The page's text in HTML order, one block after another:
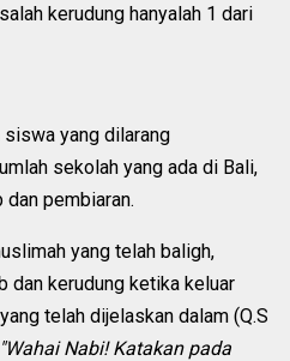
kerudung hanyalah 1 dari
siswa yang dilarang
sekolah yang ada di Bali,
pembiaran.
yang telah baligh,
dan kerudung ketika keluar
telah dijelaskan dalam (Q.S
"Wahai Nabi! Katakan pada